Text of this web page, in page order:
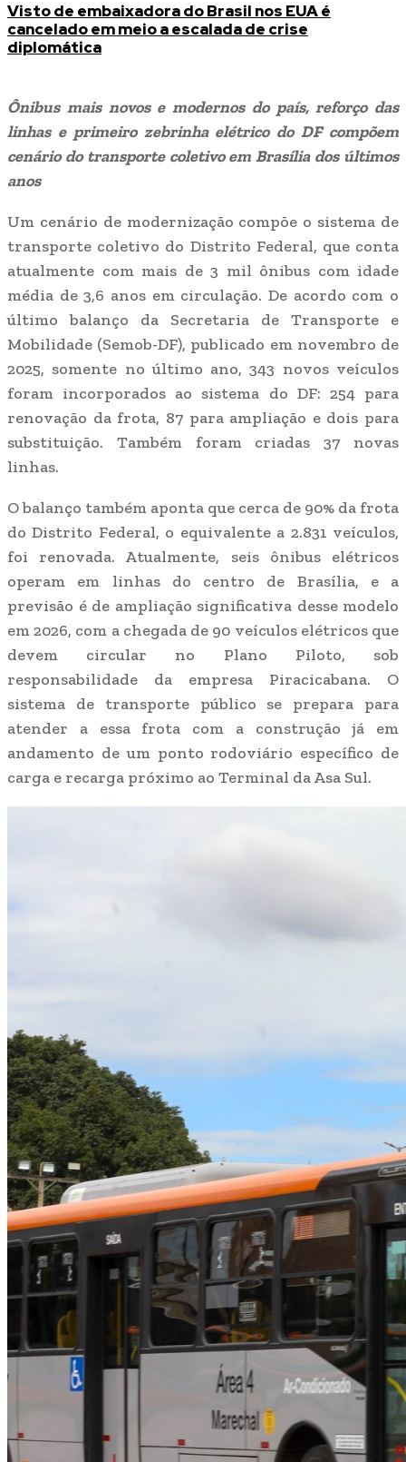
Visto de embaixadora do Brasil nos EUA é
cancelado em meio a escalada de crise
diplomática
Ônibus mais novos e modernos do país, reforço das
linhas e primeiro zebrinha elétrico do DF compõem
cenário do transporte coletivo em Brasília dos últimos
anos
Um cenário de modernização compõe o sistema de
transporte coletivo do Distrito Federal, que conta
atualmente com mais de 3 mil ônibus com idade
média de 3,6 anos em circulação. De acordo com o
último balanço da Secretaria de Transporte e
Mobilidade (Semob-DF), publicado em novembro de
2025, somente no último ano, 343 novos veículos
foram incorporados ao sistema do DF: 254 para
renovação da frota, 87 para ampliação e dois para
substituição. Também foram criadas 37 novas
linhas.
O balanço também aponta que cerca de 90% da frota
do Distrito Federal, o equivalente a 2.831 veículos,
foi renovada. Atualmente, seis ônibus elétricos
operam em linhas do centro de Brasília, e a
previsão é de ampliação significativa desse modelo
em 2026, com a chegada de 90 veículos elétricos que
devem circular no Plano Piloto, sob
responsabilidade da empresa Piracicabana. O
sistema de transporte público se prepara para
atender a essa frota com a construção já em
andamento de um ponto rodoviário específico de
carga e recarga próximo ao Terminal da Asa Sul.